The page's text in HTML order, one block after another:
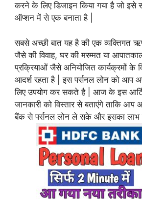
करने के लिए डिजाइन किया गया है जो इसे
ऑप्शन में से एक बनाता है |
सबसे अच्छी बात यह है की एक व्यक्तिगत
जैसे की विवाह, घर की मरम्मत या
प्रक्रियाओं जैसे अनियोजित कार्यक्रमों के
आदर्श रहता है | इस पर्सनल लोन को आप
लिए उपयोग कर सकते है | आज के इस
जानकारी को विस्तार से बताएंगे ताकि आप
बैंक से पर्सनल लोन ले सके और इसका लाभ